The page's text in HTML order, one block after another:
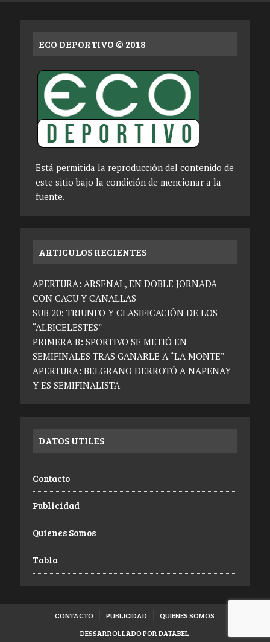
ECO DEPORTIVO © 2018
Está permitida la reproducción del contenido de
este sitio bajo la condición de mencionar a la
fuente.
ARTICULOS RECIENTES
APERTURA: ARSENAL, EN DOBLE JORNADA
CON CACU Y CANALLAS
SUB 20: TRIUNFO Y CLASIFICACIÓN DE LOS
“ALBICELESTES”
PRIMERA B: SPORTIVO SE METIÓ EN
SEMIFINALES TRAS GANARLE A “LA MONTE”
APERTURA: BELGRANO DERROTÓ A NAPENAY
Y ES SEMIFINALISTA
DATOS UTILES
Contacto
Publicidad
Quienes Somos
Tabla
CONTACTO PUBLICIDAD
QUIENES SOMOS
DESSARROLLADO POR DATABEL